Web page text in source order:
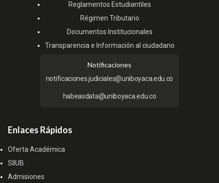
Reglamentos Estudiantiles
Régimen Tributario
Documentos Institucionales
Transparencia e Información al ciudadano
Notificaciones
notificaciones.judiciales@uniboyaca.edu.co
habeasdata@uniboyaca.edu.co
Enlaces Rápidos
Oferta Académica
SIIUB
Admisiones